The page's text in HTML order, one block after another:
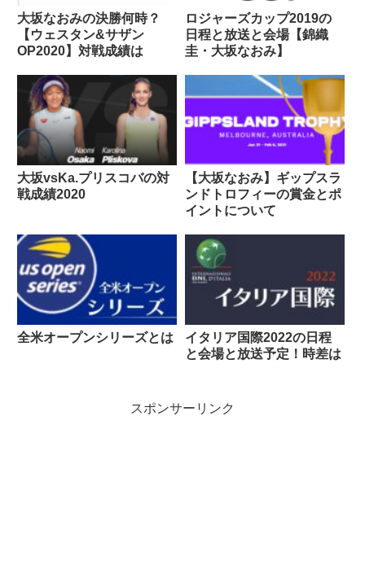
大坂なおみの決勝何時？
【ウェスタン&サザン
OP2020】対戦成績は
ロジャーズカップ2019の
日程と放送と会場【錦織
圭・大坂なおみ】
大坂vsKa.プリスコバの対
戦成績2020
【大坂なおみ】ギップスラ
ンドトロフィーの賞金とポ
イントについて
全米オープンシリーズとは
イタリア国際2022の日程
と会場と放送予定！時差は
スポンサーリンク